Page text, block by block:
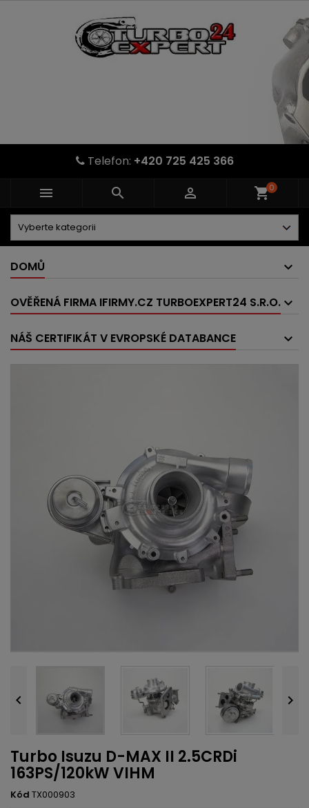
Telefon: +420 725 425 366
   shopping_cart0
DOMŮ
OVĚŘENÁ FIRMA IFIRMY.CZ TURBOEXPERT24 S.R.O.
NÁŠ CERTIFIKÁT V EVROPSKÉ DATABANCE
 
Turbo Isuzu D-MAX II 2.5CRDi
163PS/120kW VIHM
Kód TX000903